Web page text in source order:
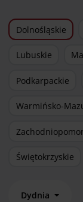
Dolnośląskie
Lubuskie
Podkarpackie
Warmińsko-
Świętokrzyskie
Dydnia